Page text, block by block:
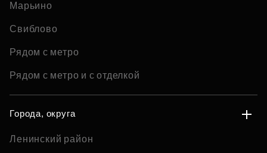
Марьино
Свиблово
Рядом с метро
Рядом с метро и с отделкой
Города, округа
Ленинский район